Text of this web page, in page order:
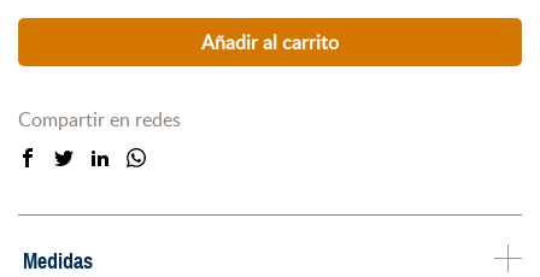
Añadir al carrito
Compartir en redes
Medidas